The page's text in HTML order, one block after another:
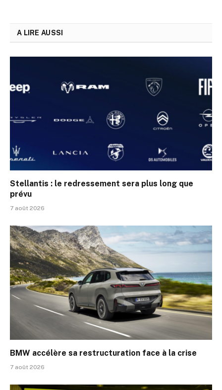
A LIRE AUSSI
Stellantis : le redressement sera plus long que
prévu
7 août 2026
BMW accélère sa restructuration face à la crise
7 août 2026